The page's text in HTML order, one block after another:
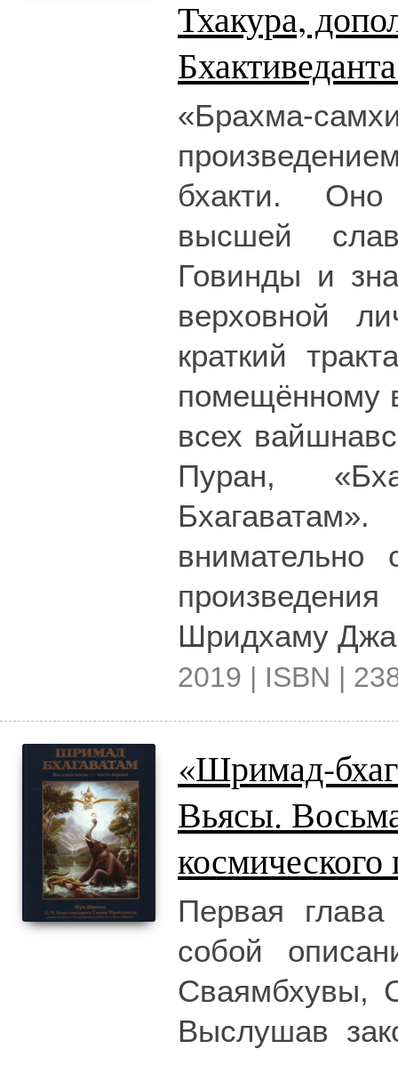
Тхакура,
«Брахма-
бхакти. Оно
высшей
Говинды и
верховной
краткий
помещённому
всех
Пуран,
внимательно
Шридхаму
2019 | ISBN |
«Шримад-
Вьясы.
Первая
собой
Сваямбхувы,
Выслушав